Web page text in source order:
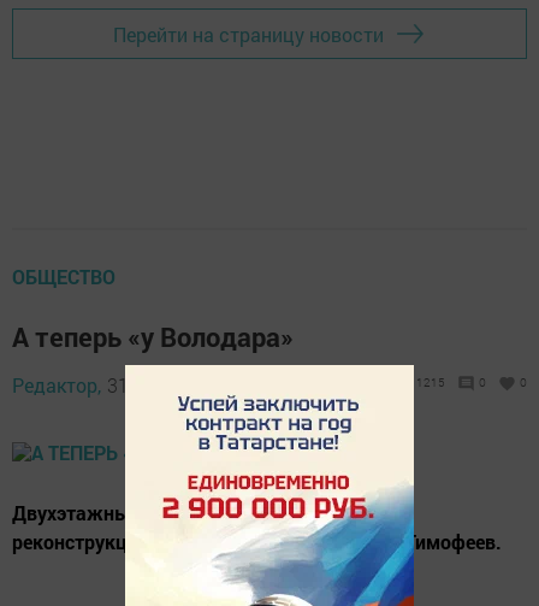
Перейти на страницу новости
ОБЩЕСТВО
А теперь «у Володара»
Редактор, 31 октября 2012 - 10:16 1215 0 0
Двухэтажный торговый дом открыл после
реконструкции предприниматель Володар Тимофеев.